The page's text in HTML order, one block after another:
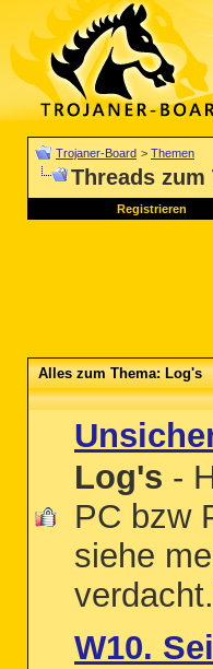
Trojaner-Board > Themen
Threads zum
Registrieren
Alles zum Thema: Log's
Log's -
PC bzw
siehe
W10.